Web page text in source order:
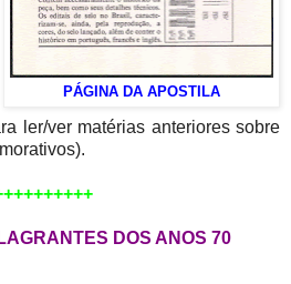
PÁGINA DA APOSTILA
ler/ver matérias anteriores sobre
DOS ANOS 70